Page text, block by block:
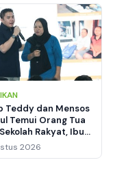
Teddy dan Mensos
Temui Orang Tua
Rakyat, Ibu
Haru
2026